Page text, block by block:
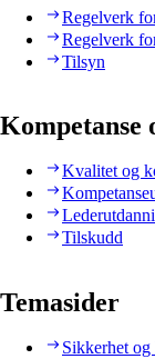
Regelverk
Regelverk
Tilsyn
Kompetanse
Kvalitet og
Tilskudd
Temasider
Sikkerhet og